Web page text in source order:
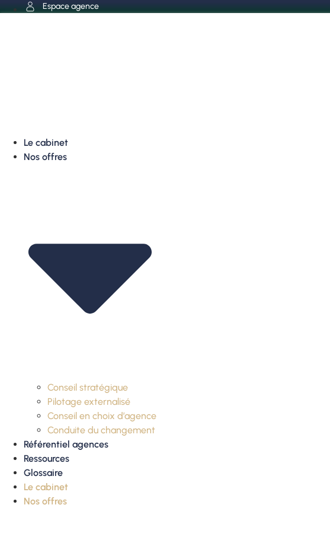
Aller
Espace agence
Le cabinet
Nos offres
Conseil stratégique
Pilotage externalisé
Conseil en choix d’agence
Conduite du changement
Référentiel agences
Ressources
Glossaire
Le cabinet
Nos offres